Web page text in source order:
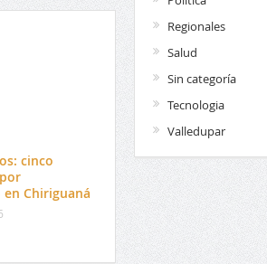
cinco
Chiriguaná
Regionales
Salud
Sin categoría
Tecnologia
Valledupar